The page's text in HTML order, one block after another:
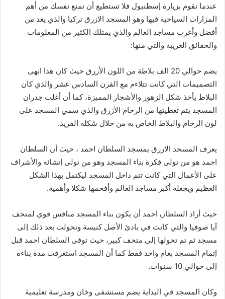
عندما تقوم بزيارة إسطنبول فلا تستطيع أن تمنع نفسك من أهم
المزارات السياحية فيها وهو المسجد الازرق تركيا والذي يعد من
أفضل وأغرب مساجد العالم والذي يمتلك الكثير من المعلومات
والحقائق الغريبة والتي منها:
يضم حوالي 20 الف بلاطة من اللون الأزرق حيث كان هذا ابهى
التصميمات التي كانت تتلاءم مع القرن السادس عشر والذي كان
البلاط يأخذ شكل الزهور والأشجار المميزة، كما أن أغلب جدران
المسجد يتم تغطيتها من الرخام الأزرق والذي سمي المسجد على
لون الرخام والبلاط الخاص به من خلال شكله الفريد.
يعرف المسجد الازرق بمسجد السلطان احمد ، حيث أن السلطان
احمد هو من تولى فكرة بناء المسجد وهو من تولى إنشائه والأشراف
على الأعمال التي كانت تتم داخل المسجد ليكتمل بهذا الشكل
العظيم ويجعله أكبر مساجد العالم وأفخمها شكلا وأهمية.
حيث أراد السلطان احمد أن يكون بناء المسجد منافس قوي لمتحف
آيا صوفيا والتي كانت في بادئ الأصل كنيسة وتحولت بعد ذلك إلى
مسجد ثم تم تحولها إلى متحف كبير، حيث توفى السلطان احمد قبل
إتمام المسجد بعام واحد فقط كما أن المسجد استغرقت مدة بناءه
إلى حوالي 10 سنوات.
وكان المسجد في البداية يضم مستشفى وخان ومدرسة تعليمية